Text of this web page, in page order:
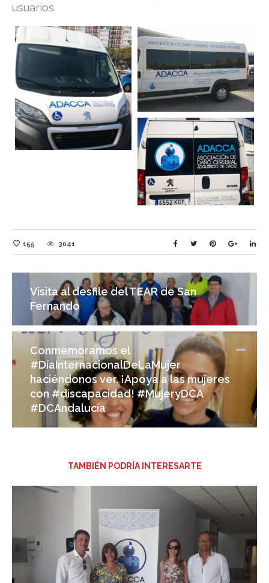
usuarios.
155 3041
Visita al desfile del TEAR de San
Fernando
Conmemoramos el
#DíaInternacionalDeLaMujer
haciéndonos ver. ¡Apoya a las mujeres
con #discapacidad! #MujeryDCA
#DCAndalucía
TAMBIÉN PODRÍA INTERESARTE